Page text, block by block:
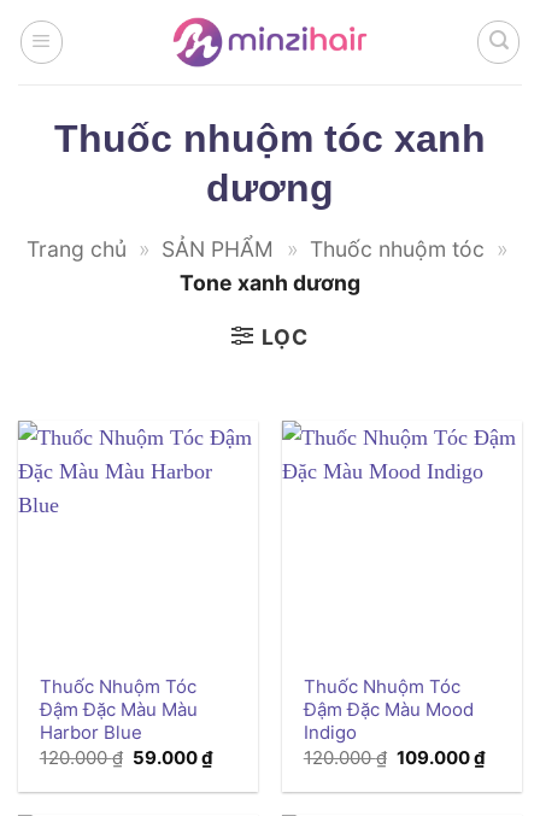
qua
Thuốc nhuộm tóc xanh
dương
Trang chủ » SẢN PHẨM » Thuốc nhuộm tóc »
Tone xanh dương
LỌC
Thuốc Nhuộm Tóc
Đậm Đặc Màu Màu
Harbor Blue
120.000₫ Giá
là:
59.000₫Giá
tại
Thuốc Nhuộm Tóc
Đậm Đặc Màu Mood
Indigo
120.000₫ Giá
là:
109.000₫Giá
tại